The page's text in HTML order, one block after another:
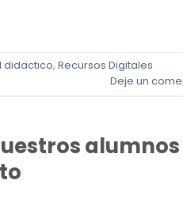
didactico, Recursos Digitales
Deje un
alumnos